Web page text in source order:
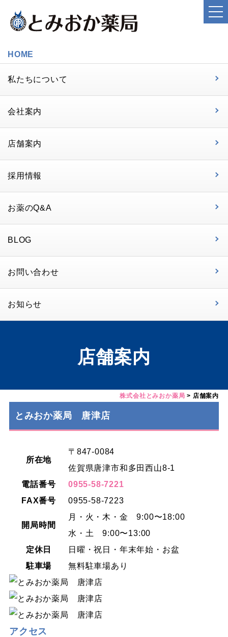
HOME
私たちについて
会社案内
店舗案内
採用情報
お薬のQ&A
BLOG
お問い合わせ
お知らせ
店舗案内
株式会社とみおか薬局 > 店舗案内
とみおか薬局 唐津店
所在地
〒847-0084
佐賀県唐津市和多田西山8-1
電話番号
0955-58-7221
FAX番号
0955-58-7223
開局時間
月・火・木・金 9:00〜18:00
水・土 9:00〜13:00
定休日
日曜・祝日・年末年始・お盆
駐車場
無料駐車場あり
アクセス